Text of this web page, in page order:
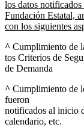
los datos
Fundación Estatal,
con los siguientes
^ Cumplimiento de
tos Criterios de
de Demanda
^ Cumplimiento de
fueron
notificados al inicio
calendario, etc.